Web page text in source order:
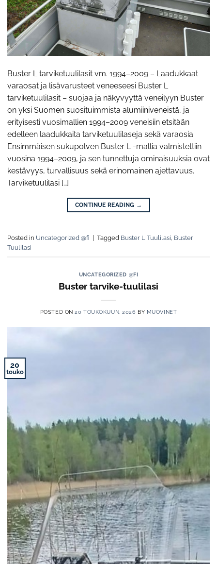
Buster L tarviketuulilasit vm. 1994–2009 – Laadukkaat
varaosat ja lisävarusteet veneeseesi Buster L
tarviketuulilasit – suojaa ja näkyvyyttä veneilyyn Buster
on yksi Suomen suosituimmista alumiiniveneistä, ja
erityisesti vuosimallien 1994–2009 veneisiin etsitään
edelleen laadukkaita tarviketuulilaseja sekä varaosia.
Ensimmäisen sukupolven Buster L -mallia valmistettiin
vuosina 1994–2009, ja sen tunnettuja ominaisuuksia ovat
kestävyys, turvallisuus sekä erinomainen ajettavuus.
Tarviketuulilasi […]
CONTINUE READING →
Posted in Uncategorized @fi Tagged Buster L Tuulilasi, Buster
Tuulilasi
UNCATEGORIZED @FI
Buster tarvike-tuulilasi
POSTED ON20 TOUKOKUUN, 2026 BY MUOVINET
20
touko